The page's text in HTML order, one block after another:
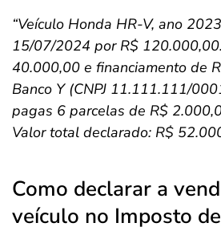
“Veículo Honda HR-V, ano
15/07/2024 por R$
40.000,00 e financiamento de
Banco Y (CNPJ 11.111.111/
pagas 6 parcelas de R$
Valor total declarado: R$
Como declarar a
veículo no Imposto